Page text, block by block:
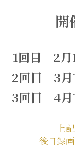
開
1回目　2
2回目　3月
3回目　4月
上
後日録